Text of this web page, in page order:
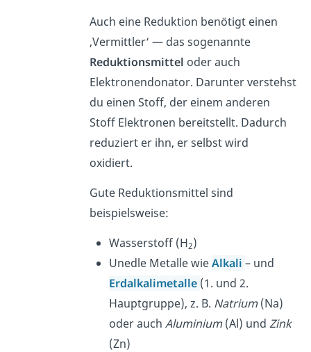
Auch eine Reduktion benötigt einen
‚Vermittler‘ — das sogenannte
Reduktionsmittel oder auch
Elektronendonator. Darunter verstehst
du einen Stoff, der einem anderen
Stoff Elektronen bereitstellt. Dadurch
reduziert er ihn, er selbst wird
oxidiert.
Gute Reduktionsmittel sind
beispielsweise:
Wasserstoff (H2)
Unedle Metalle wieAlkali– und
Erdalkalimetalle (1. und 2.
Hauptgruppe), z. B. Natrium(Na)
oder auchAluminium(Al) undZink
(Zn)